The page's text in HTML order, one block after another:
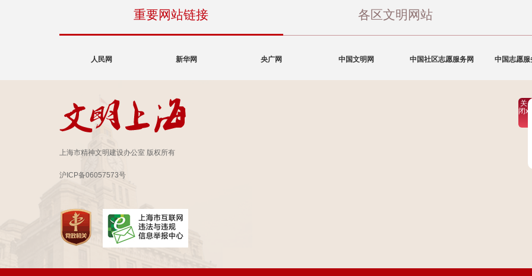
重要网站链接 各区文明网站
人民网 新华网 央广网 中国文明网 中国社区志愿服务网 中国志愿服
上海市精神文明建设办公室 版权所有
沪ICP备06057573号
关
闭x